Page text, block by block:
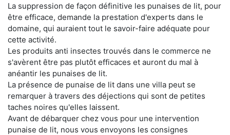
La suppression de façon définitive les punaises de lit, pour
être efficace, demande la prestation d'experts dans le
domaine, qui auraient tout le savoir-faire adéquate pour
cette activité.
Les produits anti insectes trouvés dans le commerce ne
s'avèrent être pas plutôt efficaces et auront du mal à
anéantir les punaises de lit.
La présence de punaise de lit dans une villa peut se
remarquer à travers des déjections qui sont de petites
taches noires qu'elles laissent.
Avant de débarquer chez vous pour une intervention
punaise de lit, nous vous envoyons les consignes